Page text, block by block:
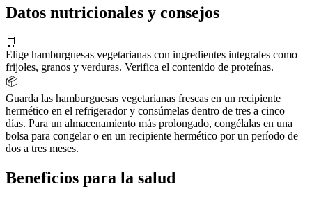
Datos nutricionales y consejos
🛒
Elige hamburguesas vegetarianas con ingredientes integrales como
frijoles, granos y verduras. Verifica el contenido de proteínas.
📦
Guarda las hamburguesas vegetarianas frescas en un recipiente
hermético en el refrigerador y consúmelas dentro de tres a cinco
días. Para un almacenamiento más prolongado, congélalas en una
bolsa para congelar o en un recipiente hermético por un período de
dos a tres meses.
Beneficios para la salud